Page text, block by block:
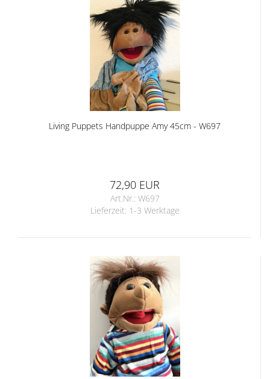
Living Puppets Handpuppe Amy 45cm - W697
72,90 EUR
Art.Nr.: W697
Lieferzeit: 1-3 Werktage